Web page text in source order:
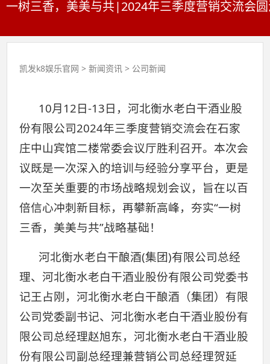
一树三香，美美与共|2024年三季度营销交流会
凯发k8娱乐官网 >新闻资讯 > 公司新闻
10月12日-13日，河北衡水老白干酒业股
份有限公司2024年三季度营销交流会在石家
庄中山宾馆二楼常委会议厅胜利召开。本次会
议既是一次深入的培训与经验分享平台，更是
一次至关重要的市场战略规划会议，旨在以百
倍信心冲刺新目标，再攀新高峰，夯实“一树
三香，美美与共”战略基础！
河北衡水老白干酿酒(集团)有限公司总经
理、河北衡水老白干酒业股份有限公司党委书
记王占刚，河北衡水老白干酿酒（集团）有限
公司党委副书记、河北衡水老白干酒业股份有
限公司总经理赵旭东，河北衡水老白干酒业股
份有限公司副总经理兼营销公司总经理贺延